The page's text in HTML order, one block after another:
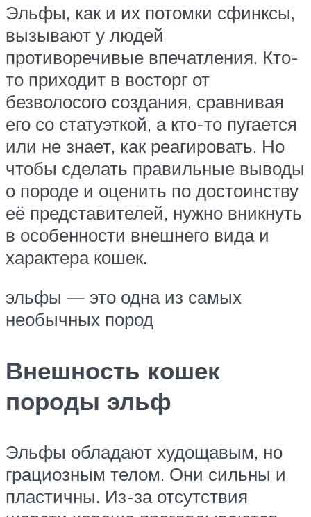
Эльфы, как и их потомки сфинксы,
вызывают у людей
противоречивые впечатления. Кто-
то приходит в восторг от
безволосого создания, сравнивая
его со статуэткой, а кто-то пугается
или не знает, как реагировать. Но
чтобы сделать правильные выводы
о породе и оценить по достоинству
её представителей, нужно вникнуть
в особенности внешнего вида и
характера кошек.
эльфы — это одна из самых
необычных пород
Внешность кошек
породы эльф
Эльфы обладают худощавым, но
грациозным телом. Они сильны и
пластичны. Из-за отсутствия